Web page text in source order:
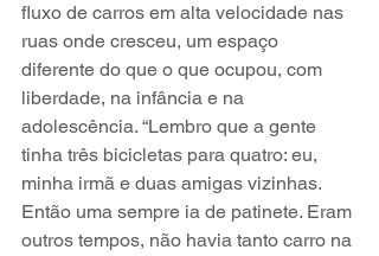
fluxo de carros em alta velocidade nas
ruas onde cresceu, um espaço
diferente do que o que ocupou, com
liberdade, na infância e na
adolescência. “Lembro que a gente
tinha três bicicletas para quatro: eu,
minha irmã e duas amigas vizinhas.
Então uma sempre ia de patinete. Eram
outros tempos, não havia tanto carro na